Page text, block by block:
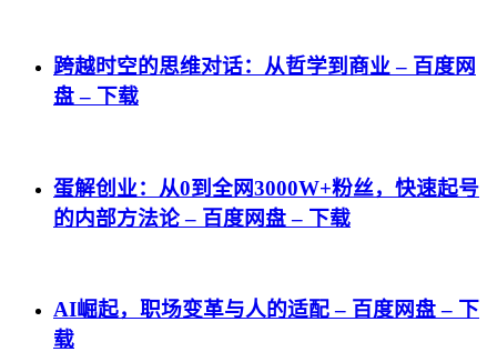
跨越时空的思维对话：从哲学到商业 – 百度网
盘 – 下载
蛋解创业：从0到全网3000W+粉丝，快速起号
的内部方法论 – 百度网盘 – 下载
AI崛起，职场变革与人的适配 – 百度网盘 – 下
载